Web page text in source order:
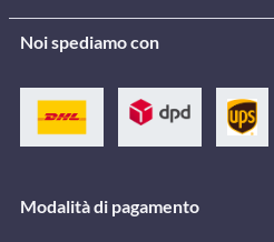
Noi spediamo con
Modalità di pagamento